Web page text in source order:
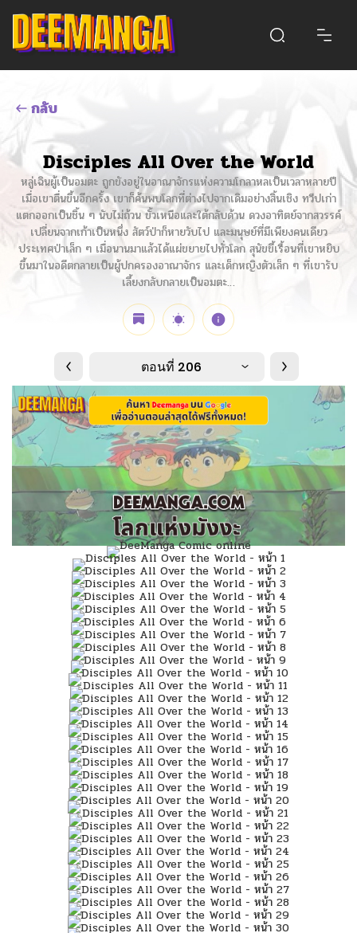
กลับ
Disciples All Over the World
หลู่เฉินผู้เป็นอมตะ ถูกขังอยู่ในอาณาจักรแห่งความโกลาหลเป็นเวลาหลายปี
เมื่อเขาตื่นขึ้นอีกครั้ง เขาก็ค้นพบโลกที่ต่างไปจากเดิมอย่างสิ้นเชิง ทวีปเก่า
แตกออกเป็นชิ้น ๆ นับไม่ถ้วน ขั้วเหนือและใต้กลับด้าน ดวงอาทิตย์จากสวรรค์
เปลี่ยนจากเก้าเป็นหนึ่ง สัตว์ป่าก็หายวับไป และมนุษย์ที่มีเพียงคนเดียว
ประเทศป่าเล็ก ๆ เมื่อนานมาแล้วได้แผ่ขยายไปทั่วโลก สุนัขขี้เรื้อนที่เขาหยิบ
ขึ้นมาในอดีตกลายเป็นผู้ปกครองอาณาจักร และเด็กหญิงตัวเล็ก ๆ ที่เขารับ
เลี้ยงกลับกลายเป็นอมตะ…
ตอนที่ 206